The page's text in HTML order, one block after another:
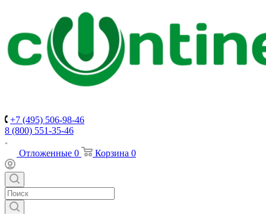
+7 (495) 506-98-46
8 (800) 551-35-46
Отложенные 0 Корзина 0